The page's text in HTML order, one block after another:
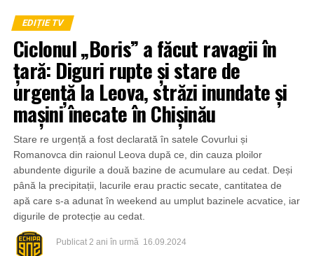
EDIȚIE TV
Ciclonul „Boris” a făcut ravagii în
țară: Diguri rupte și stare de
urgență la Leova, străzi inundate și
mașini înecate în Chișinău
Stare re urgență a fost declarată în satele Covurlui și
Romanovca din raionul Leova după ce, din cauza ploilor
abundente digurile a două bazine de acumulare au cedat. Deși
până la precipitații, lacurile erau practic secate, cantitatea de
apă care s-a adunat în weekend au umplut bazinele acvatice, iar
digurile de protecție au cedat.
Publicat 2 ani în urmă 16.09.2024